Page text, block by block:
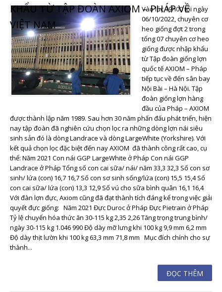
KHẨU TỪ TẬP ĐOÀN AXIOM – PHÁP VỀ
VIỆT NAM
Vào lúc 19h00 tối ngày
06/10/2022, chuyên cơ
heo giống đợt 2 trong
tổng 07 chuyên cơ heo
giống được nhập khẩu
từ Tập đoàn giống lợn
quốc tế AXIOM – Pháp
tiếp tục về đến sân bay
Nội Bài – Hà Nội. Tập
đoàn giống lợn hàng
đầu của Pháp – AXIOM
được thành lập năm 1989. Sau hơn 30 năm phấn đấu phát triển, hiện
nay tập đoàn đã nghiên cứu chọn lọc ra những dòng lợn nái siêu
sinh sản đó là dòng Landrace và dòng LargeWhite (Yorkshire). Với
kết quả chọn lọc đặc biệt đến nay AXIOM đã thành công rất cao, cụ
thể: Năm 2021 Con nái GGP LargeWhite ở Pháp Con nái GGP
Landrace ở Pháp Tổng số con cai sữa/ nái/ năm 33,3 32,3 Số con sơ
sinh/ lứa (con) 16,7 16,7 Số con sơ sinh sống/lứa (con) 15,5 15,4 Số
con cai sữa/ lứa (con) 13,3 12,9 Số vú cho sữa bình quân 16,1 16,4
Với đàn lợn đực, Axiom cũng đã đạt thành tích đáng kể trong việc giải
quyết đực giống: Năm 2021 Đực Duroc ở Pháp Đực Pietrain ở Pháp
Tỷ lệ chuyển hóa thức ăn 30-115 kg 2,35 2,26 Tăng trọng trung bình/
ngày 30-115 kg 1.046 990 Độ dày mỡ lưng khi 100 kg 9,9 mm 6,2 mm
Độ dày thịt lườn khi 100 kg 63,3 mm 71,8 mm Mục đích chính cho sự
thành...
ĐỌC THÊM